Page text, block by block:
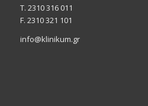
T. 2310 316 011
F. 2310 321 101
info@klinikum.gr